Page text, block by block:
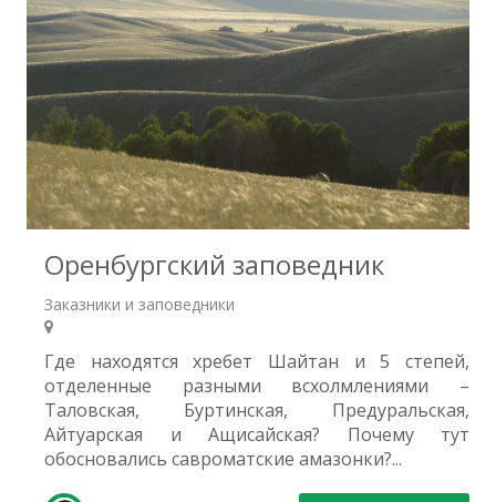
6
Оренбургский заповедник
Заказники и заповедники
Где находятся хребет Шайтан и 5 степей,
отделенные разными всхолмлениями –
Таловская, Буртинская, Предуральская,
Айтуарская и Ащисайская? Почему тут
обосновались савроматские амазонки?...